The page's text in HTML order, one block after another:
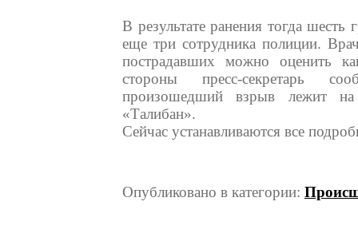
В результате ранения тогда
еще три сотрудника полиции.
пострадавших можно оценить
стороны пресс-секретарь
произошедший взрыв лежит на
«Талибан».
Сейчас устанавливаются все
Опубликовано в категории: